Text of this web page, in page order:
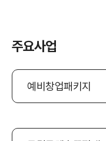
주요사업
예비창업패키지